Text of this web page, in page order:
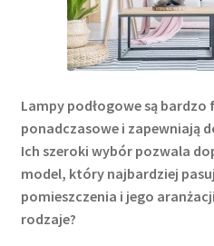
Lampy podłogowe są
ponadczasowe i zapewniają
Ich szeroki wybór pozwala
model, który najbardziej
pomieszczenia i jego
rodzaje?